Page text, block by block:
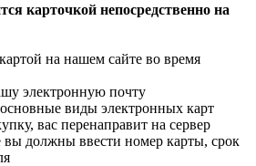
карточкой непосредственно на
на нашем сайте во время
электронную почту
виды электронных карт
вас перенаправит на сервер
вы должны ввести номер карты, срок